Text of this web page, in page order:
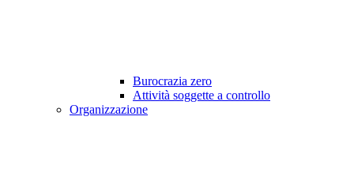
Burocrazia zero
Attività soggette a controllo
Organizzazione